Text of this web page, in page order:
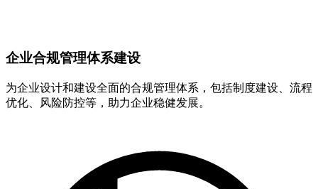
企业合规管理体系建设
为企业设计和建设全面的合规管理体系，包括制度建设、流程
优化、风险防控等，助力企业稳健发展。